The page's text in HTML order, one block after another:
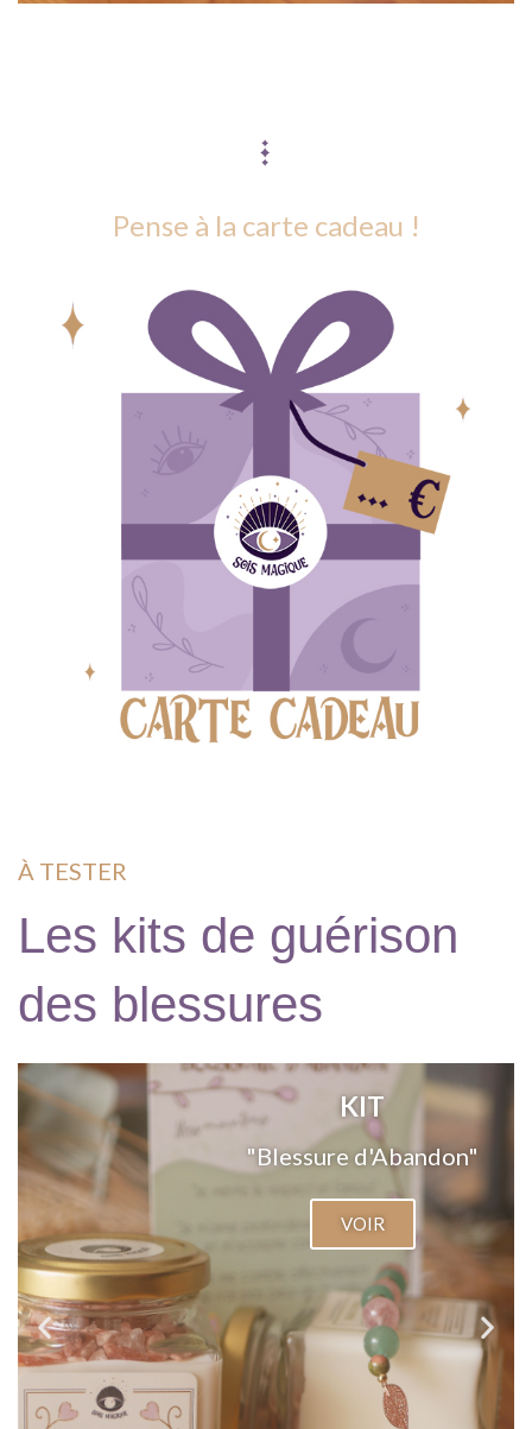
C'EST BIENTÔT NO
Pense à la carte cadeau !
À TESTER
Les kits de guérison
des blessures
KIT
"Blessure de Rejet"
VOIR